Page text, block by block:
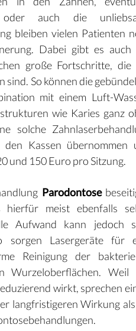
oder auch die
bleiben vielen Patienten
Dabei gibt es auch
große Fortschritte, die
sind. So können die
mit einem Luft-
wie Karies ganz
solche
Kassen übernommen
und 150 Euro pro Sitzung.
Parodontose
hierfür meist ebenfalls
Aufwand kann jedoch
sorgen Lasergeräte für
Reinigung der
Wurzeloberflächen. Weil
wirkt, sprechen
langfristigeren Wirkung